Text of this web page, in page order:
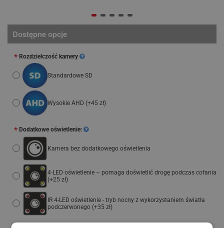
Dostępne opcje
Rozdzielczość kamery
Standardowe SD
Wysokie AHD (+45 zł)
Dodatkowe oświetlenie:
Kamera bez dodatkowego oświetlenia
4-LED oświetlenie – pomaga doświetlić drogę podczas cofania
(+25 zł)
IR 4-LED oświetlenie - tryb nocny z wykorzystaniem światła
podczerwonego (+35 zł)